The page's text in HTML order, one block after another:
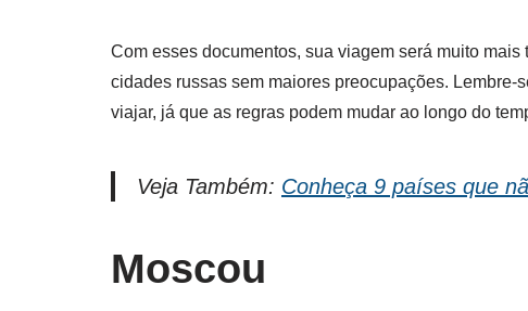
Com esses documentos, sua viagem será muito
cidades russas sem maiores preocupações.
viajar, já que as regras podem mudar ao longo do
Veja Também: Conheça 9 países que
Moscou